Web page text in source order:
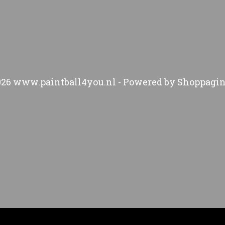
www.paintball4you.nl - Powered by